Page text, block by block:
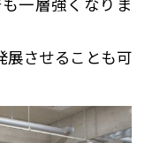
展させることも可